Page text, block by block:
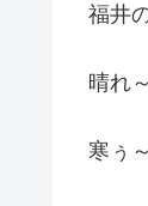
福井
晴れ～
寒ぅ～